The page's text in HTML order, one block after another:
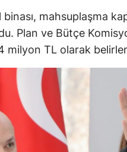
Karaman
Kırıkkale
Şırnak
Bartın
Ardahan
mahsuplaşma
Plan ve Bütçe
milyon TL olarak